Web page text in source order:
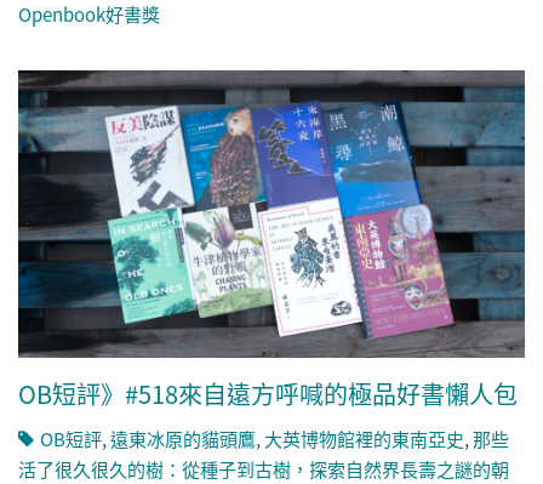
Openbook好書獎
OB短評》#518來自遠方呼喊的極品好書懶人包
OB短評,遠東冰原的貓頭鷹, 大英博物館裡的東南亞史,那些
活了很久很久的樹：從種子到古樹，探索自然界長壽之謎的朝